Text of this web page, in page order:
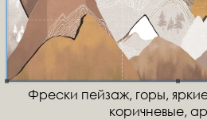
Фрески пейзаж, горы,
коричневые,